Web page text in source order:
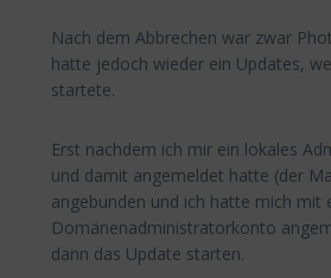
Nach dem Abbrechen war zwar
hatte jedoch wieder ein Updates,
startete.
Erst nachdem ich mir ein lokales
und damit angemeldet hatte (der
angebunden und ich hatte mich mit
Domänenadministratorkonto
dann das Update starten.